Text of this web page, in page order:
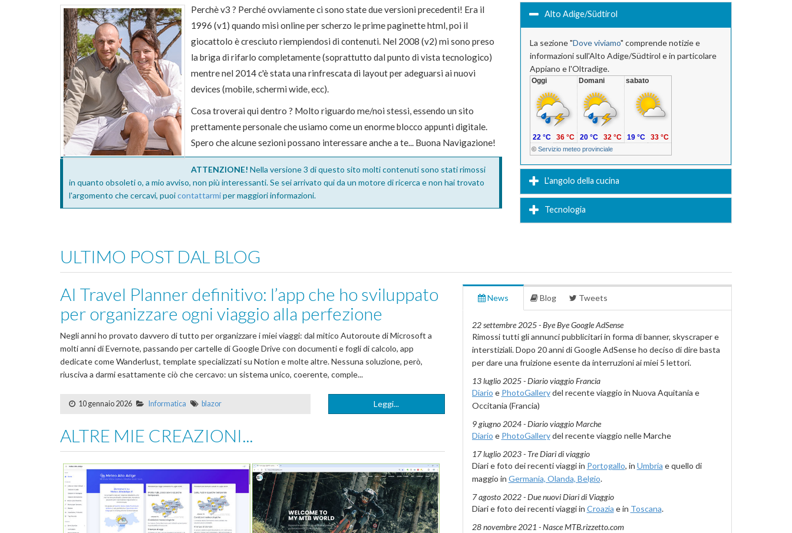
Vai alla SezionePerchè v3 ? Perché ovviamente ci sono state due versioni precedenti! Era il
1996 (v1) quando misi online per scherzo le prime paginette html, poi il
giocattolo è cresciuto riempiendosi di contenuti. Nel 2008 (v2) mi sono preso
la briga di rifarlo completamente (soprattutto dal punto di vista tecnologico)
mentre nel 2014 c'è stata una rinfrescata di layout per adeguarsi ai nuovi
devices (mobile, schermi wide, ecc).
Cosa troverai qui dentro ? Molto riguardo me/noi stessi, essendo un sito
prettamente personale che usiamo come un enorme blocco appunti digitale.
Spero che alcune sezioni possano interessare anche a te... Buona Navigazione!
ATTENZIONE! Nella versione 3 di questo sito molti contenuti sono stati rimossi
in quanto obsoleti o, a mio avviso, non più interessanti. Se sei arrivato qui da un motore di ricerca e non hai trovato
l'argomento che cercavi, puoicontattarmiper maggiori informazioni.
Alto Adige/Südtirol
La sezione "Dove viviamo" comprende notizie e
informazioni sull'Alto Adige/Südtirol e in particolare
Appiano e l'Oltradige.
Oggi Domani sabato
© Servizio meteo provinciale
22 °C 36 °C 20 °C 32 °C 19 °C 33 °C
L'angolo della cucina
Tecnologia
ULTIMO POST DAL BLOG
AI Travel Planner definitivo: l’app che ho sviluppato
per organizzare ogni viaggio alla perfezione
Negli anni ho provato davvero di tutto per organizzare i miei viaggi: dal mitico Autoroute di Microsoft a
molti anni di Evernote, passando per cartelle di Google Drive con documenti e fogli di calcolo, app
dedicate come Wanderlust, template specializzati su Notion e molte altre. Nessuna soluzione, però,
riusciva a darmi esattamente ciò che cercavo: un sistema unico, coerente, comple...
10 gennaio 2026 Informatica blazor Leggi...
ALTRE MIE CREAZIONI...
News Blog Tweets
22 settembre 2025 - Bye Bye Google AdSense
Rimossi tutti gli annunci pubblicitari in forma di banner, skyscraper e
interstiziali. Dopo 20 anni di Google AdSense ho deciso di dire basta
per dare una fruizione esente da interruzioni ai miei 5 lettori.
13 luglio 2025 - Diario viaggio Francia
Diario e PhotoGallerydel recente viaggio in Nuova Aquitania e
Occitania (Francia)
9 giugno 2024 - Diario viaggio Marche
Diario e PhotoGallerydel recente viaggio nelle Marche
17 luglio 2023 - Tre Diari di viaggio
Diari e foto dei recenti viaggi in Portogallo, in Umbria e quello di
maggio in Germania, Olanda, Belgio.
7 agosto 2022 - Due nuovi Diari di Viaggio
Diari e foto dei recenti viaggi in Croazia e in Toscana.
28 novembre 2021 - Nasce MTB.rizzetto.com